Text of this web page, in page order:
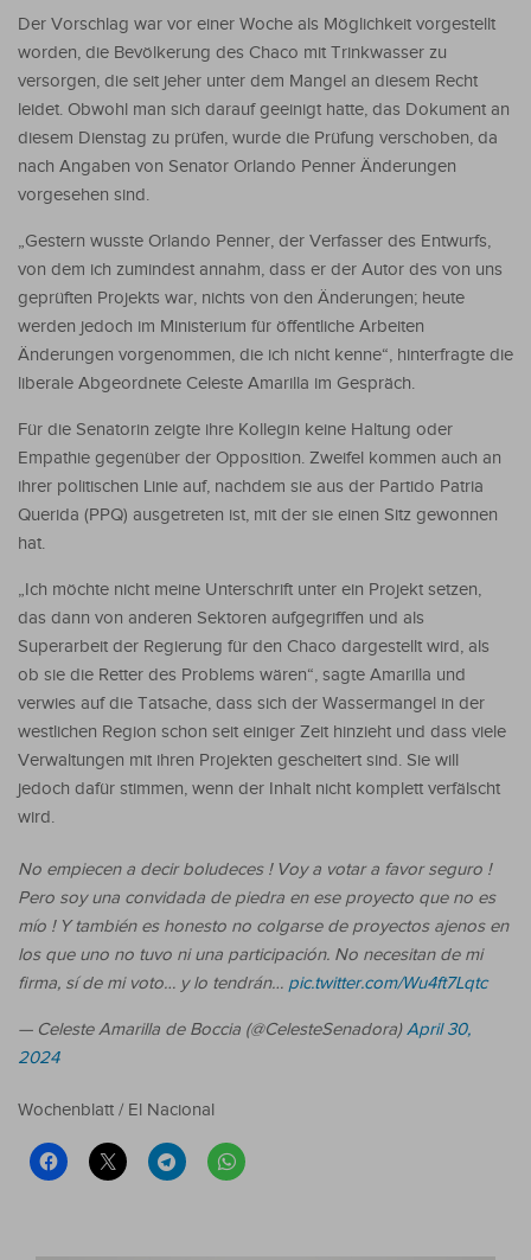
Der Vorschlag war vor einer Woche als Möglichkeit vorgestellt
worden, die Bevölkerung des Chaco mit Trinkwasser zu
versorgen, die seit jeher unter dem Mangel an diesem Recht
leidet. Obwohl man sich darauf geeinigt hatte, das Dokument an
diesem Dienstag zu prüfen, wurde die Prüfung verschoben, da
nach Angaben von Senator Orlando Penner Änderungen
vorgesehen sind.
„Gestern wusste Orlando Penner, der Verfasser des Entwurfs,
von dem ich zumindest annahm, dass er der Autor des von uns
geprüften Projekts war, nichts von den Änderungen; heute
werden jedoch im Ministerium für öffentliche Arbeiten
Änderungen vorgenommen, die ich nicht kenne“, hinterfragte die
liberale Abgeordnete Celeste Amarilla im Gespräch.
Für die Senatorin zeigte ihre Kollegin keine Haltung oder
Empathie gegenüber der Opposition. Zweifel kommen auch an
ihrer politischen Linie auf, nachdem sie aus der Partido Patria
Querida (PPQ) ausgetreten ist, mit der sie einen Sitz gewonnen
hat.
„Ich möchte nicht meine Unterschrift unter ein Projekt setzen,
das dann von anderen Sektoren aufgegriffen und als
Superarbeit der Regierung für den Chaco dargestellt wird, als
ob sie die Retter des Problems wären“, sagte Amarilla und
verwies auf die Tatsache, dass sich der Wassermangel in der
westlichen Region schon seit einiger Zeit hinzieht und dass viele
Verwaltungen mit ihren Projekten gescheitert sind. Sie will
jedoch dafür stimmen, wenn der Inhalt nicht komplett verfälscht
wird.
No empiecen a decir boludeces ! Voy a votar a favor seguro !
Pero soy una convidada de piedra en ese proyecto que no es
mío ! Y también es honesto no colgarse de proyectos ajenos en
los que uno no tuvo ni una participación. No necesitan de mi
firma, sí de mi voto… y lo tendrán… pic.twitter.com/Wu4ft7Lqtc
— Celeste Amarilla de Boccia (@CelesteSenadora)April 30,
2024
Wochenblatt / El Nacional